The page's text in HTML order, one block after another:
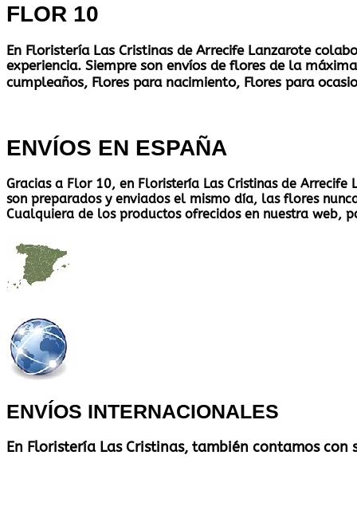
FLOR 10
En Floristería Las Cristinas de Arrecife Lanzarote
experiencia. Siempre son envíos de flores de la
cumpleaños, Flores para nacimiento, Flores para
ENVÍOS EN ESPAÑA
Gracias a Flor 10, en Floristería Las Cristinas de
son preparados y enviados el mismo día, las flores
Cualquiera de los productos ofrecidos en nuestra web,
ENVÍOS INTERNACIONALES
En Floristería Las Cristinas, también contamos